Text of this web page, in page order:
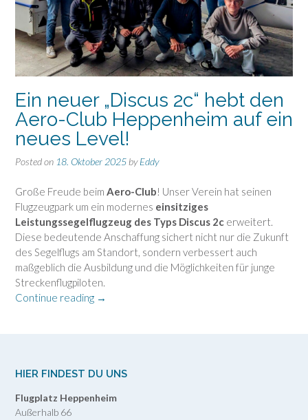
Ein neuer „Discus 2c“ hebt den
Aero-Club Heppenheim auf ein
neues Level!
Posted on 18. Oktober 2025 byEddy
Große Freude beim Aero-Club! Unser Verein hat seinen
Flugzeugpark um ein modernes einsitziges
Leistungssegelflugzeug des Typs Discus 2c erweitert.
Diese bedeutende Anschaffung sichert nicht nur die Zukunft
des Segelflugs am Standort, sondern verbessert auch
maßgeblich die Ausbildung und die Möglichkeiten für junge
Streckenflugpiloten.
Continue reading „Ein
den
Club
→
HIER FINDEST DU UNS
Flugplatz Heppenheim
Außerhalb 66